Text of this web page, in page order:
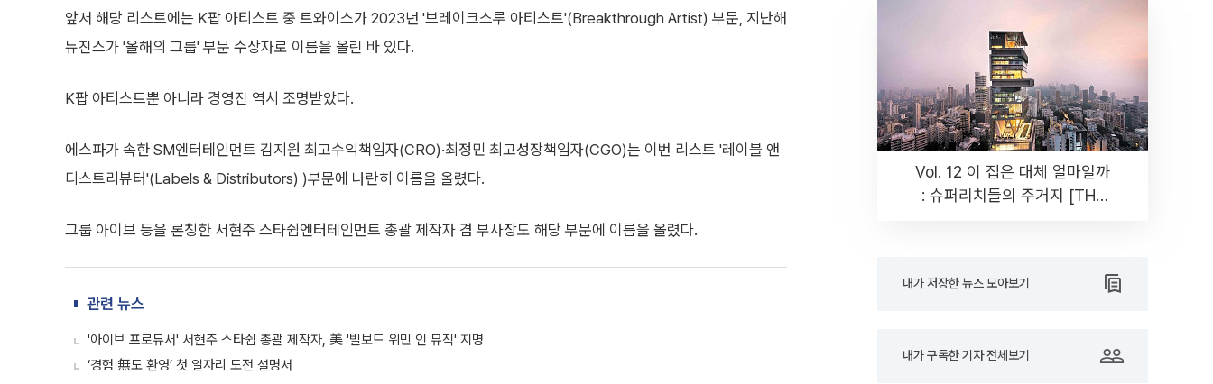
앞서 해당 리스트에는 K팝 아티스트 중 트와이스가 2023년 '브레이크스루 아티스트'(Breakthrough Artist) 부문, 지난해
뉴진스가 '올해의 그룹' 부문 수상자로 이름을 올린 바 있다.
K팝 아티스트뿐 아니라 경영진 역시 조명받았다.
에스파가 속한 SM엔터테인먼트 김지원 최고수익책임자(CRO)·최정민 최고성장책임자(CGO)는 이번 리스트 '레이블 앤
디스트리뷰터'(Labels & Distributors) )부문에 나란히 이름을 올렸다.
그룹 아이브 등을 론칭한 서현주 스타쉽엔터테인먼트 총괄 제작자 겸 부사장도 해당 부문에 이름을 올렸다.
관련 뉴스
'아이브 프로듀서' 서현주 스타쉽 총괄 제작자, 美 '빌보드 위민 인 뮤직' 지명
‘경험 無도 환영’ 첫 일자리 도전 설명서
Vol. 12 이 집은 대체 얼마일까
: 슈퍼리치들의 주거지 [THE
내가 저장한 뉴스 모아보기
내가 구독한 기자 전체보기